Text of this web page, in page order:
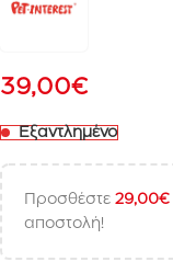
39,00€
Εξαντλημένο
Προσθέστε 29,00€
αποστολή!